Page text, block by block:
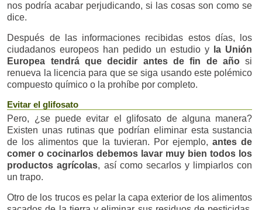
nos podría acabar perjudicando, si las cosas son como se
dice.
Después de las informaciones recibidas estos días, los
ciudadanos europeos han pedido un estudio y
la Unión
Europea tendrá que decidir antes de fin de añosi
renueva la licencia para que se siga usando este polémico
compuesto químico o la prohíbe por completo.
Evitar el glifosato
Pero, ¿se puede evitar el glifosato de alguna manera?
Existen unas rutinas que podrían eliminar esta sustancia
de los alimentos que la tuvieran. Por ejemplo,antes de
comer o cocinarlos debemos lavar muy bien todos los
productos agrícolas, así como secarlos y limpiarlos con
un trapo.
Otro de los trucos es pelar la capa exterior de los alimentos